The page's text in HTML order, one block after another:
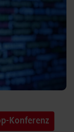
Konferenz